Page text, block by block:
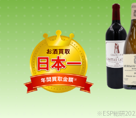
※ESP総研